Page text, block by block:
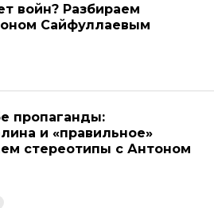
войн? Разбираем
Сайфуллаевым
пропаганды:
и «правильное»
стереотипы с Антоном